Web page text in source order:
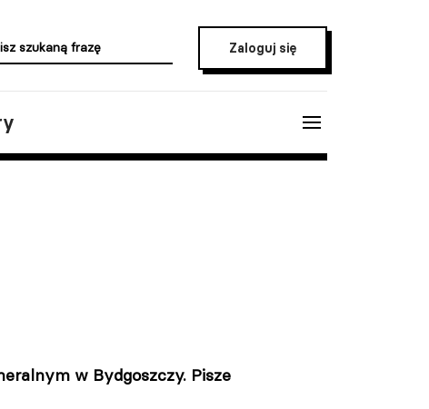
Zaloguj się
w Bydgoszczy. Pisze